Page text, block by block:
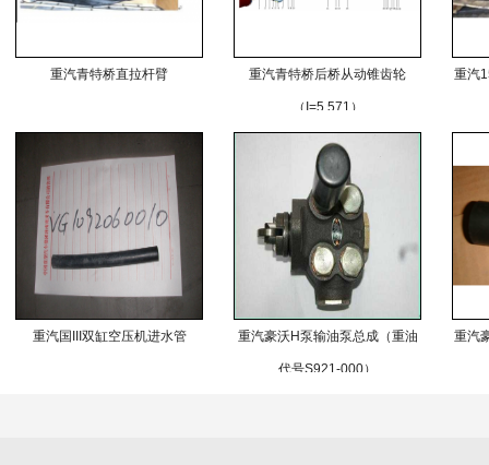
重汽青特桥直拉杆臂 重汽青特桥后桥从动锥齿轮
（I=5.571）
重汽
重汽国III双缸空压机进水管 重汽豪沃H泵输油泵总成（重油
代号S921-000）
重汽